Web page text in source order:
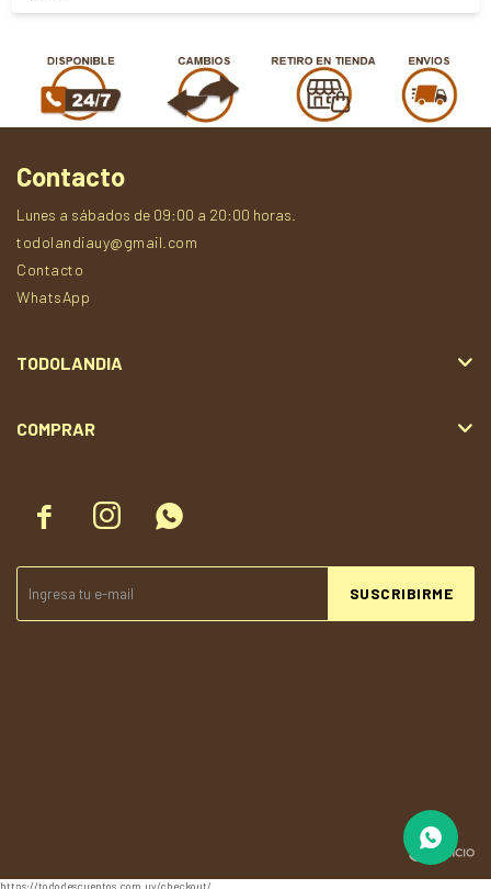
  
SUSCRIBIRME
Contacto
Lunes a sábados de 09:00 a 20:00 horas.
todolandiauy@gmail.com
Contacto
WhatsApp
TODOLANDIA
COMPRAR
https://tododescuentos.com.uy/checkout/